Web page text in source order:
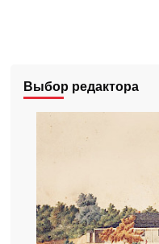
Выбор редактора